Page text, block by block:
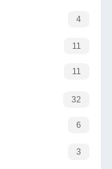
4
11
11
32
6
3